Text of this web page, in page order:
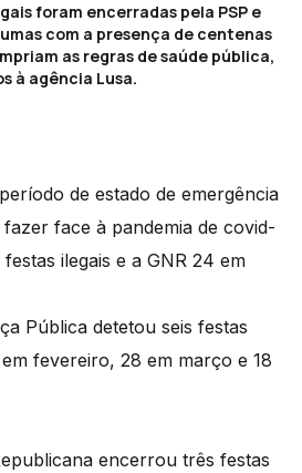
foram encerradas pela PSP e
com a presença de centenas
as regras de saúde pública,
à agência Lusa.
de estado de emergência
face à pandemia de covid-
ilegais e a GNR 24 em
Pública detetou seis festas
fevereiro, 28 em março e 18
encerrou três festas